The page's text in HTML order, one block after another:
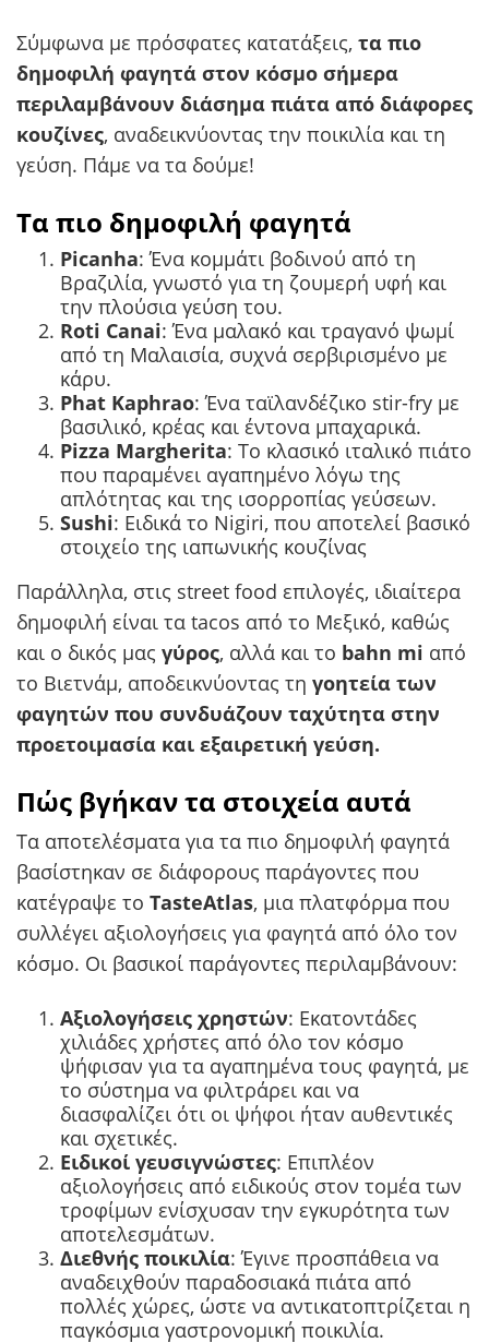
Σύμφωνα με πρόσφατες κατατάξεις, τα πιο
δημοφιλή φαγητά στον κόσμο σήμερα
περιλαμβάνουν διάσημα πιάτα από διάφορες
κουζίνες, αναδεικνύοντας την ποικιλία και τη
γεύση. Πάμε να τα δούμε!
Τα πιο δημοφιλή φαγητά
Picanha: Ένα κομμάτι βοδινού από τη
Βραζιλία, γνωστό για τη ζουμερή υφή και
την πλούσια γεύση του.
Roti Canai: Ένα μαλακό και τραγανό ψωμί
από τη Μαλαισία, συχνά σερβιρισμένο με
κάρυ.
Phat Kaphrao: Ένα ταϊλανδέζικο stir-fry με
βασιλικό, κρέας και έντονα μπαχαρικά.
Pizza Margherita: Το κλασικό ιταλικό πιάτο
που παραμένει αγαπημένο λόγω της
απλότητας και της ισορροπίας γεύσεων.
Sushi: Ειδικά το Nigiri, που αποτελεί βασικό
στοιχείο της ιαπωνικής κουζίνας​
Παράλληλα, στις street food επιλογές, ιδιαίτερα
δημοφιλή είναι τα tacos από το Μεξικό, καθώς
και ο δικός μας γύρος, αλλά και το bahn mi από
το Βιετνάμ, αποδεικνύοντας τη γοητεία των
φαγητών που συνδυάζουν ταχύτητα στην
προετοιμασία και εξαιρετική γεύση.
Πώς βγήκαν τα στοιχεία αυτά
Τα αποτελέσματα για τα πιο δημοφιλή φαγητά
βασίστηκαν σε διάφορους παράγοντες που
κατέγραψε το TasteAtlas, μια πλατφόρμα που
συλλέγει αξιολογήσεις για φαγητά από όλο τον
κόσμο. Οι βασικοί παράγοντες περιλαμβάνουν:
Αξιολογήσεις χρηστών: Εκατοντάδες
χιλιάδες χρήστες από όλο τον κόσμο
ψήφισαν για τα αγαπημένα τους φαγητά, με
το σύστημα να φιλτράρει και να
διασφαλίζει ότι οι ψήφοι ήταν αυθεντικές
και σχετικές.
Ειδικοί γευσιγνώστες: Επιπλέον
αξιολογήσεις από ειδικούς στον τομέα των
τροφίμων ενίσχυσαν την εγκυρότητα των
αποτελεσμάτων.
Διεθνής ποικιλία: Έγινε προσπάθεια να
αναδειχθούν παραδοσιακά πιάτα από
πολλές χώρες, ώστε να αντικατοπτρίζεται η
παγκόσμια γαστρονομική ποικιλία.